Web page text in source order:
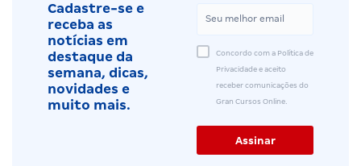
Cadastre-se e
receba as
notícias em
destaque da
semana, dicas,
novidades e
muito mais.
Concordo com a Política de
Privacidade e aceito
receber comunicações do
Gran Cursos Online.